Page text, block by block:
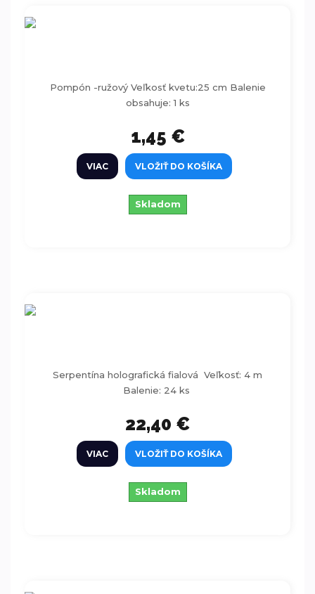
Pompón -ružový Veľkosť kvetu:25 cm Balenie
obsahuje: 1 ks
1,45 €
VIAC VLOŽIŤ DO KOŠÍKA
Skladom
Serpentína holografická fialová Veľkosť: 4 m
Balenie: 24 ks
22,40 €
VIAC VLOŽIŤ DO KOŠÍKA
Skladom